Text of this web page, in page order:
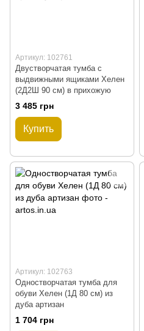
Артикул: 102761
Двустворчатая тумба с
выдвижными ящиками Хелен
(2Д2Ш 90 см) в прихожую
3 485 грн
Купить
Артикул: 102763
Одностворчатая тумба для
обуви Хелен (1Д 80 см) из
дуба артизан
1 704 грн